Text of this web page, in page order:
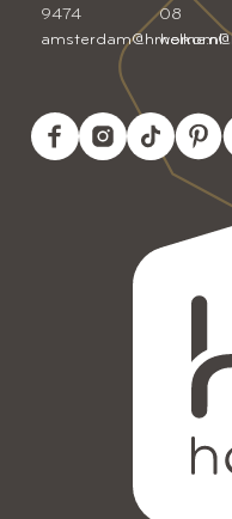
9474
amsterdam@hrhome.nl
08